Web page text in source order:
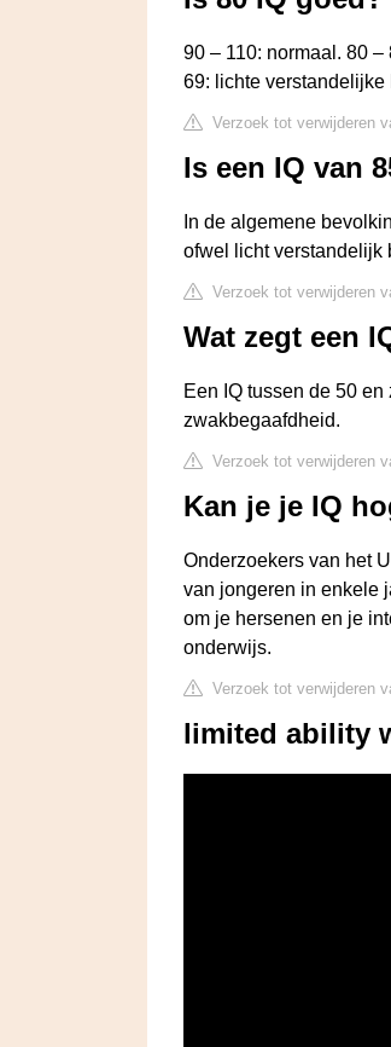
90 – 110: normaal. 80
69: lichte verstandelijke
Verzoek tot verwijderen
Is een IQ van
In de algemene
ofwel licht verstandelijk
Verzoek tot verwijderen
Wat zegt een
Een IQ tussen de 50
zwakbegaafdheid.
Verzoek tot verwijderen
Kan je je IQ
Onderzoekers van het
van jongeren in enkele
om je hersenen en je
onderwijs.
Verzoek tot verwijderen
limited ability